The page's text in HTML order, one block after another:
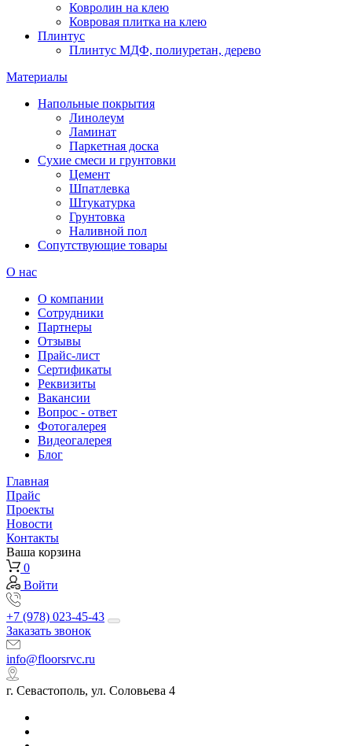
Ковролин на клею
Ковровая плитка на клею
Плинтус
Плинтус МДФ, полиуретан, дерево
Материалы
Напольные покрытия
Линолеум
Ламинат
Паркетная доска
Сухие смеси и грунтовки
Цемент
Шпатлевка
Штукатурка
Грунтовка
Наливной пол
Сопутствующие товары
О нас
О компании
Сотрудники
Партнеры
Отзывы
Прайс-лист
Сертификаты
Реквизиты
Вакансии
Вопрос - ответ
Фотогалерея
Видеогалерея
Блог
Главная
Прайс
Проекты
Новости
Контакты
Ваша корзина
0
Войти
+7 (978) 023-45-43
Заказать звонок
info@floorsrvc.ru
г. Севастополь, ул. Соловьева 4